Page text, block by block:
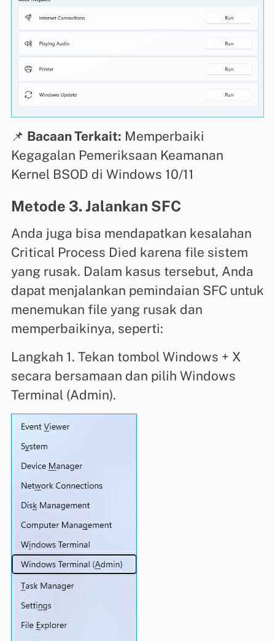
📌 Bacaan Terkait: Memperbaiki
Kegagalan Pemeriksaan Keamanan
Kernel BSOD di Windows 10/11
Metode 3. Jalankan SFC
Anda juga bisa mendapatkan kesalahan
Critical Process Died karena file sistem
yang rusak. Dalam kasus tersebut, Anda
dapat menjalankan pemindaian SFC untuk
menemukan file yang rusak dan
memperbaikinya, seperti:
Langkah 1. Tekan tombol Windows + X
secara bersamaan dan pilih Windows
Terminal (Admin).